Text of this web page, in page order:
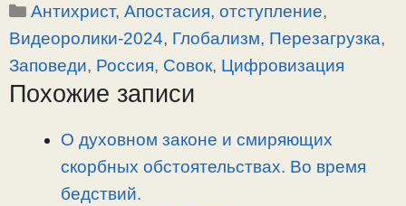
p
y
n
l
e
a
c
e
b
o
п
р
и
Рубрики
Антихрист,Апостасия, отступление,
Видеоролики-2024, Глобализм, Перезагрузка,
Заповеди, Россия, Совок, Цифровизация
Похожие записи
О духовном законе и смиряющих
скорбных обстоятельствах. Во время
бедствий.